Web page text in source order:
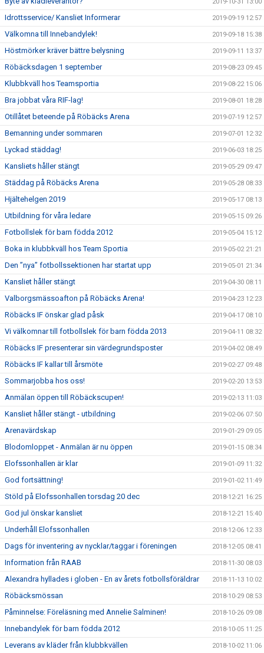
Idrottsservice/ Kansliet Informerar 2019-09-19 12:57
Välkomna till Innebandylek! 2019-09-18 15:38
Höstmörker kräver bättre belysning 2019-09-11 13:37
Röbäcksdagen 1 september 2019-08-23 09:45
Klubbkväll hos Teamsportia 2019-08-22 15:06
Bra jobbat våra RIF-lag! 2019-08-01 18:28
Otillåtet beteende på Röbäcks Arena 2019-07-19 12:57
Bemanning under sommaren 2019-07-01 12:32
Lyckad städdag! 2019-06-03 18:25
Kansliets håller stängt 2019-05-29 09:47
Städdag på Röbäcks Arena 2019-05-28 08:33
Hjältehelgen 2019 2019-05-17 08:13
Utbildning för våra ledare 2019-05-15 09:26
Fotbollslek för barn födda 2012 2019-05-04 15:12
Boka in klubbkväll hos Team Sportia 2019-05-02 21:21
Den ”nya” fotbollssektionen har startat upp 2019-05-01 21:34
Kansliet håller stängt 2019-04-30 08:11
Valborgsmässoafton på Röbäcks Arena! 2019-04-23 12:23
Röbäcks IF önskar glad påsk 2019-04-17 08:10
Vi välkomnar till fotbollslek för barn födda 2013 2019-04-11 08:32
Röbäcks IF presenterar sin värdegrundsposter 2019-04-02 08:49
Röbäcks IF kallar till årsmöte 2019-02-27 09:48
Sommarjobba hos oss! 2019-02-20 13:53
Anmälan öppen till Röbäckscupen! 2019-02-13 11:03
Kansliet håller stängt - utbildning 2019-02-06 07:50
Arenavärdskap 2019-01-29 09:05
Blodomloppet - Anmälan är nu öppen 2019-01-15 08:34
Elofssonhallen är klar 2019-01-09 11:32
God fortsättning! 2019-01-02 11:49
Stöld på Elofssonhallen torsdag 20 dec 2018-12-21 16:25
God jul önskar kansliet 2018-12-21 15:40
Underhåll Elofssonhallen 2018-12-06 12:33
Dags för inventering av nycklar/taggar i föreningen 2018-12-05 08:41
Information från RAAB 2018-11-30 08:03
Alexandra hyllades i globen - En av årets fotbollsföräldrar 2018-11-13 10:02
Röbäcksmössan 2018-10-29 08:53
Påminnelse: Föreläsning med Annelie Salminen! 2018-10-26 09:08
Innebandylek för barn födda 2012 2018-10-05 11:25
Leverans av kläder från klubbkvällen 2018-10-02 11:06